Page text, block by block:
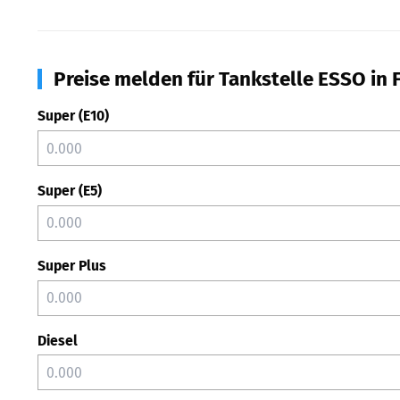
Preise melden für Tankstelle ESSO in
Super (E10)
Super (E5)
Super Plus
Diesel